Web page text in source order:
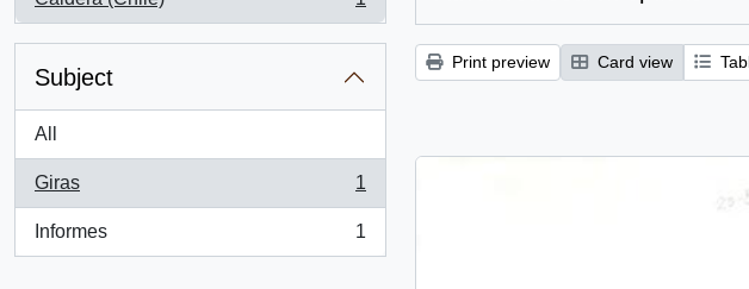
, 1 results
Subject
All
Giras
, 1 results
1
Informes
, 1 results
1
Print preview Card view